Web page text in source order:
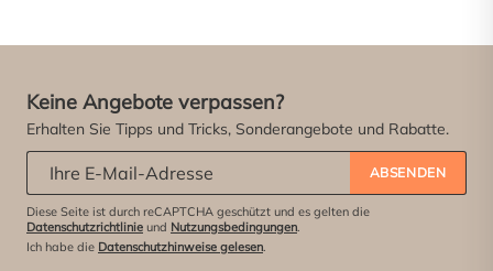
Keine Angebote verpassen?
Erhalten Sie Tipps und Tricks, Sonderangebote und Rabatte.
ABSENDEN
Diese Seite ist durch reCAPTCHA geschützt und es gelten die
Datenschutzrichtlinie und Nutzungsbedingungen.
Ich habe die Datenschutzhinweise gelesen.